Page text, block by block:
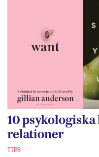
10 psykologiska
relationer
TIPS